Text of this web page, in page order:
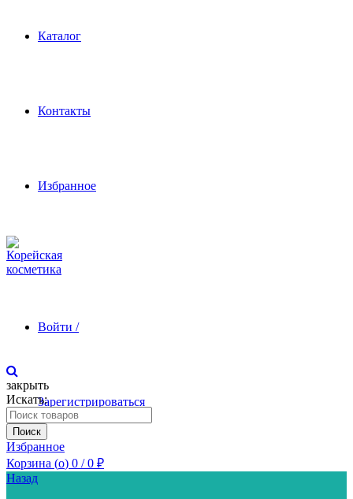
Каталог
Контакты
Избранное
Войти /
Зарегистрироваться
закрыть
Искать:
Поиск
Избранное
Корзина (o) 0 / 0 ₽
Назад